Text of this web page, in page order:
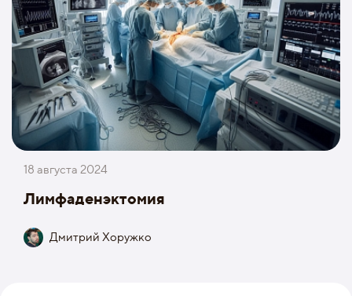
18 августа 2024
Лимфаденэктомия
Дмитрий Хоружко